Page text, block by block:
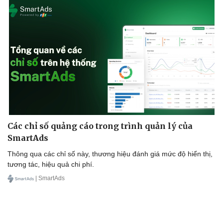
Doanh nghiệp
Các chỉ số quảng cáo trong trình quản lý của
SmartAds
Thông qua các chỉ số này, thương hiệu đánh giá mức độ hiển thị,
tương tác, hiệu quả chi phí.
| SmartAds